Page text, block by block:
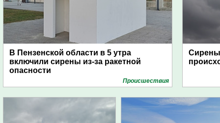
В Пензенской области в 5 утра
включили сирены из-за ракетной
опасности
Проиcшествия
Сирены